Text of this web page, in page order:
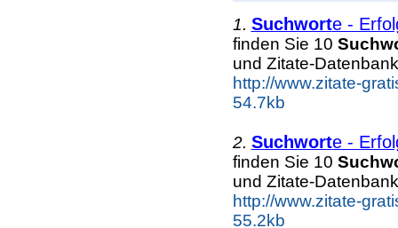
1. Suchworte -
finden Sie 10
und Zitate-
http://www.zitate-
54.7kb
2. Suchworte -
finden Sie 10
und Zitate-
http://www.zitate-
55.2kb